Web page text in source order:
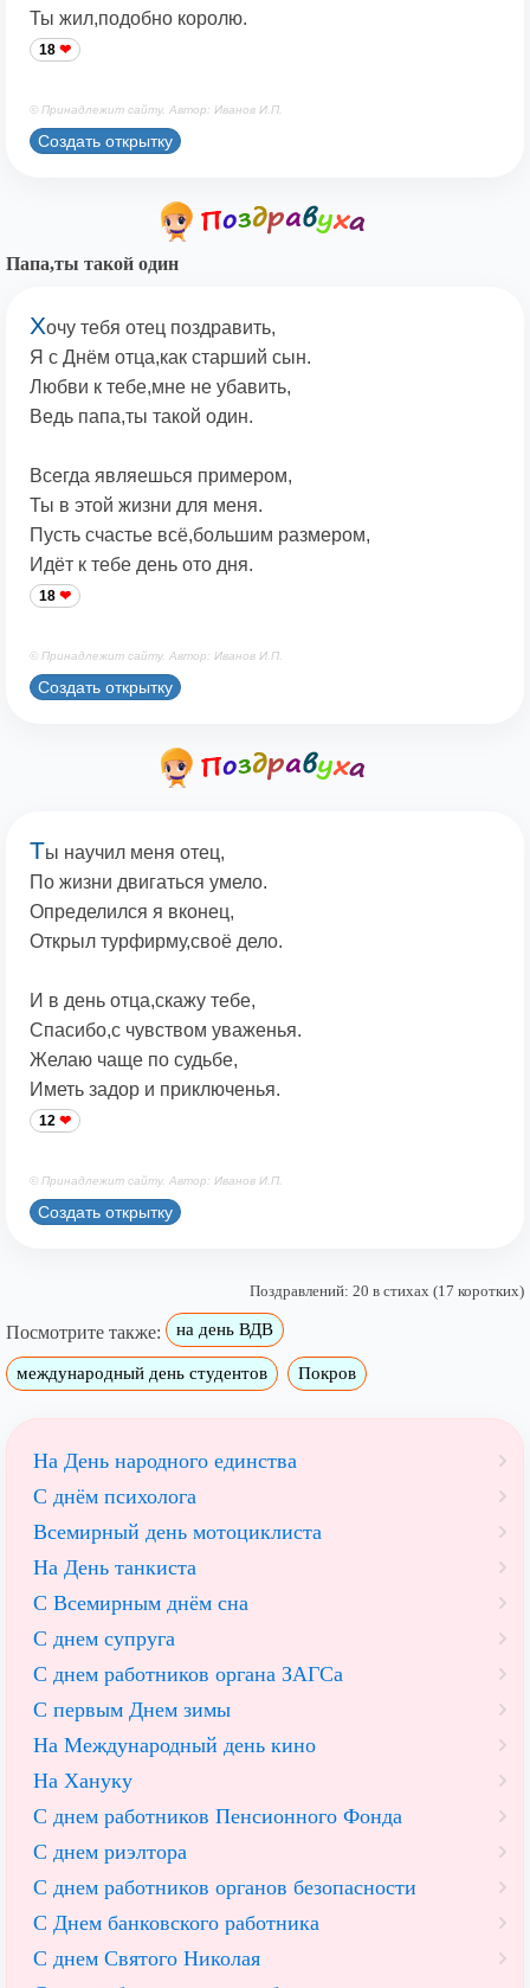
Ты жил,подобно королю.
18
© Принадлежит сайту. Автор: Иванов И.П.
Создать открытку
Папа,ты такой один
Хочу тебя отец поздравить,
Я с Днём отца,как старший сын.
Любви к тебе,мне не убавить,
Ведь папа,ты такой один.
Всегда являешься примером,
Ты в этой жизни для меня.
Пусть счастье всё,большим размером,
Идёт к тебе день ото дня.
18
© Принадлежит сайту. Автор: Иванов И.П.
Создать открытку
Ты научил меня отец,
По жизни двигаться умело.
Определился я вконец,
Открыл турфирму,своё дело.
И в день отца,скажу тебе,
Спасибо,с чувством уваженья.
Желаю чаще по судьбе,
Иметь задор и приключенья.
12
© Принадлежит сайту. Автор: Иванов И.П.
Создать открытку
Поздравлений: 20 в стихах (17 коротких)
Посмотрите также: на день ВДВ
международный день студентов Покров
На День народного единства
С днём психолога
Всемирный день мотоциклиста
На День танкиста
С Всемирным днём сна
С днем супруга
С днем работников органа ЗАГСа
С первым Днем зимы
На Международный день кино
На Хануку
С днем работников Пенсионного Фонда
С днем риэлтора
С днем работников органов безопасности
С Днем банковского работника
С днем Святого Николая